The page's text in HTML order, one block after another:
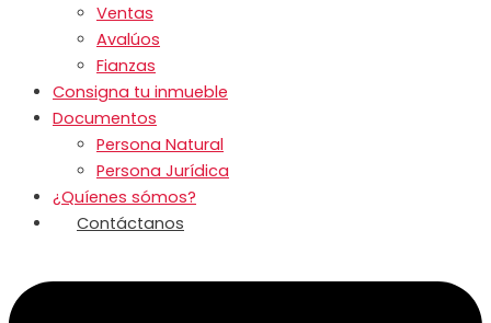
Ventas
Avalúos
Fianzas
Consigna tu inmueble
Documentos
Persona Natural
Persona Jurídica
¿Quíenes sómos?
Contáctanos